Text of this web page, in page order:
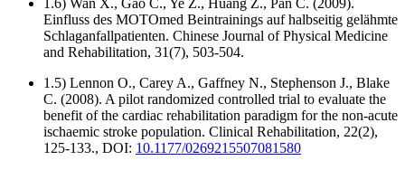
1.6) Wan X., Gao C., Ye Z., Huang Z., Pan C. (2009).
Einfluss des MOTOmed Beintrainings auf halbseitig gelähmte
Schlaganfallpatienten. Chinese Journal of Physical Medicine
and Rehabilitation, 31(7), 503-504.
1.5) Lennon O., Carey A., Gaffney N., Stephenson J., Blake
C. (2008). A pilot randomized controlled trial to evaluate the
benefit of the cardiac rehabilitation paradigm for the non-acute
ischaemic stroke population. Clinical Rehabilitation, 22(2),
125-133., DOI: 10.1177/0269215507081580